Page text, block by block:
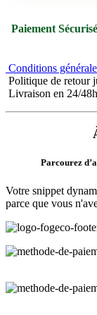
Paiement Sécurisé
Conditions
Politique de retour
Livraison en 24/
Parcourez
Votre snippet
parce que vous